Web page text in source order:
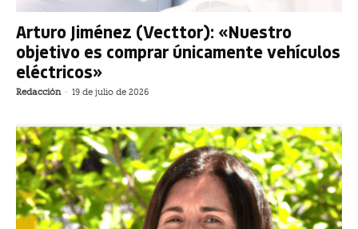
Arturo Jiménez (Vecttor): «Nuestro
objetivo es comprar únicamente vehículos
eléctricos»
Redacción - 19 de julio de 2026